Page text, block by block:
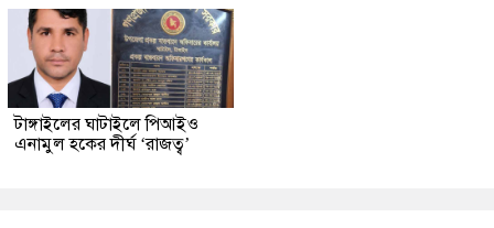
টাঙ্গাইলের ঘাটাইলে পিআইও
এনামুল হকের দীর্ঘ ‘রাজত্ব’